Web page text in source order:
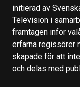
initierad av
Television i
framtagen inför
erfarna regissörer
skapade för att
och delas med